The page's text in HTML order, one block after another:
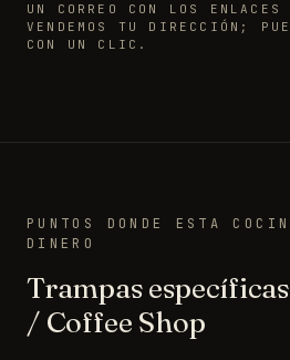
UN CORREO CON LOS
VENDEMOS TU DIRECCIÓN;
CON UN CLIC.
PUNTOS DONDE ESTA
DINERO
Trampas
/ Coffee Shop